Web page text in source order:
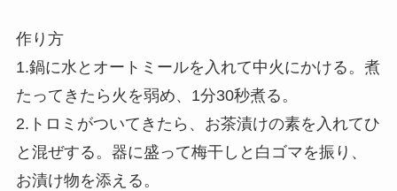
作り方
1.鍋に水とオートミールを入れて中火にかける。煮
たってきたら火を弱め、1分30秒煮る。
2.トロミがついてきたら、お茶漬けの素を入れてひ
と混ぜする。器に盛って梅干しと白ゴマを振り、
お漬け物を添える。